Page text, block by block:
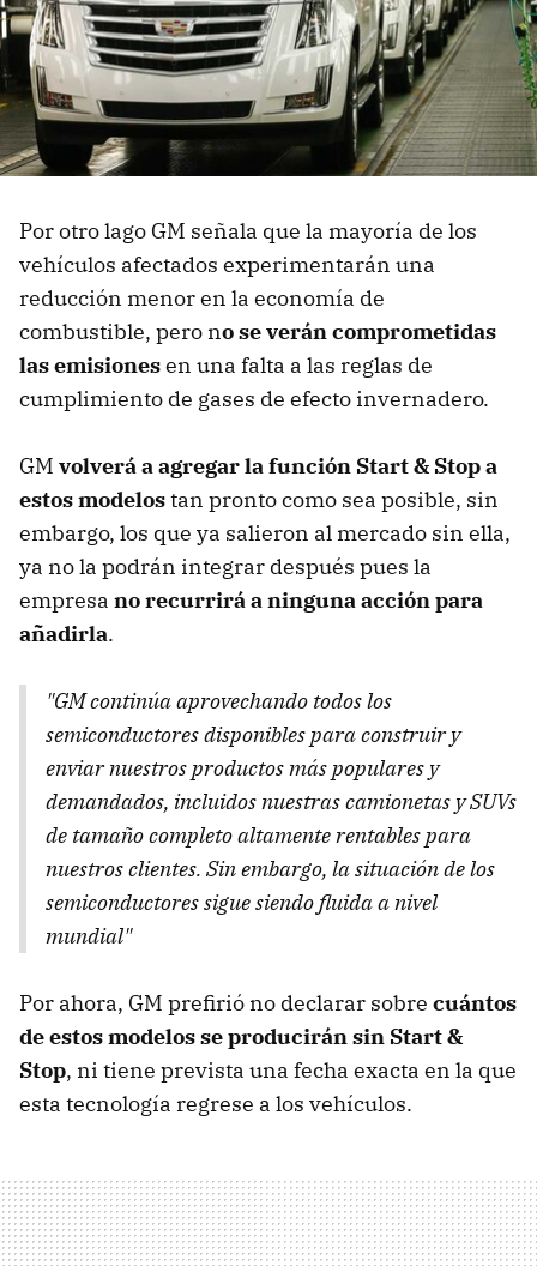
Por otro lago GM señala que la mayoría de los
vehículos afectados experimentarán una
reducción menor en la economía de
combustible, pero no se verán comprometidas
las emisionesen una falta a las reglas de
cumplimiento de gases de efecto invernadero.
GM volverá a agregar la función Start & Stop a
estos modelostan pronto como sea posible, sin
embargo, los que ya salieron al mercado sin ella,
ya no la podrán integrar después pues la
empresa no recurrirá a ninguna acción para
añadirla.
"GM continúa aprovechando todos los
semiconductores disponibles para construir y
enviar nuestros productos más populares y
demandados, incluidos nuestras camionetas y SUVs
de tamaño completo altamente rentables para
nuestros clientes. Sin embargo, la situación de los
semiconductores sigue siendo fluida a nivel
mundial"
Por ahora, GM prefirió no declarar sobre cuántos
de estos modelos se producirán sin Start &
Stop, ni tiene prevista una fecha exacta en la que
esta tecnología regrese a los vehículos.